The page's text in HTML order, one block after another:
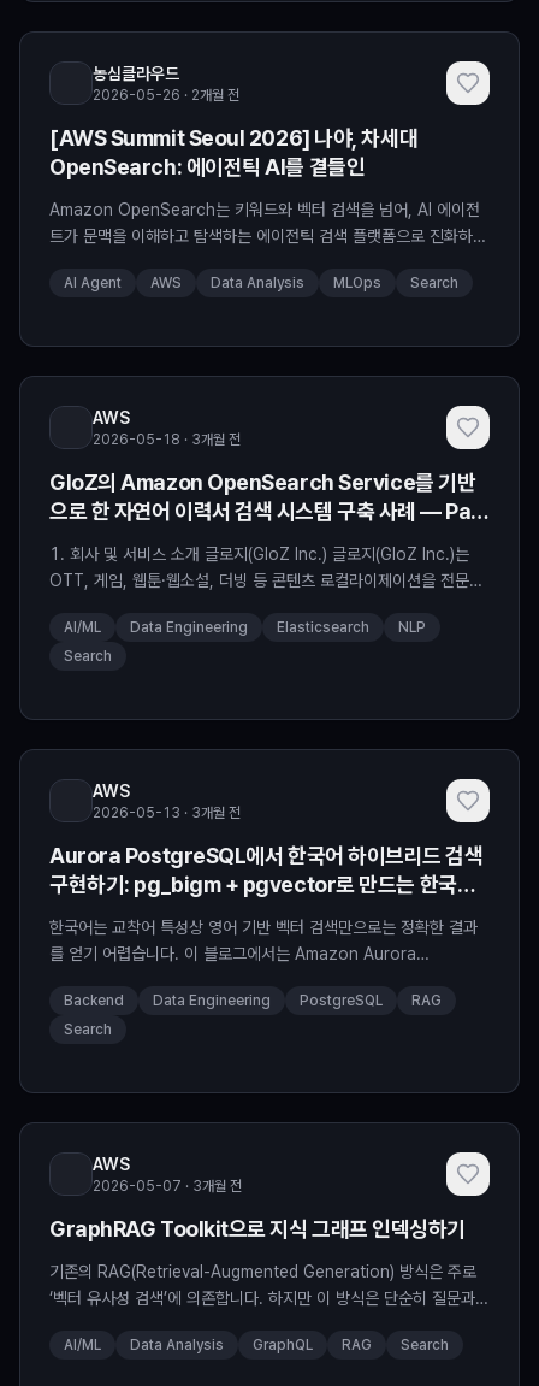
농심클라우드
2026-05-26 · 2개월 전
[AWS Summit Seoul 2026] 나야, 차세대
OpenSearch: 에이전틱 AI를 곁들인
Amazon OpenSearch는 키워드와 벡터 검색을 넘어, AI 에이전
트가 문맥을 이해하고 탐색하는 에이전틱 검색 플랫폼으로 진화하고
니다. The post [AWS Summit Seoul 2026] 나야, 차세대
Cloud Tech Blog.
AI Agent AWS Data Analysis MLOps Search
AWS
2026-05-18 · 3개월 전
GloZ의 Amazon OpenSearch Service를 기반
으로 한 자연어 이력서 검색 시스템 구축 사례 — Part
1. 회사 및 서비스 소개 글로지(GloZ Inc.) 글로지(GloZ Inc.)는
OTT, 게임, 웹툰·웹소설, 더빙 등 콘텐츠 로컬라이제이션을 전문으
달하고 있습니다. 서울, 캘리포니아, 싱가포르, 도쿄 4개 거점과 전
세계 210여 개 도시에 분포한 언어 전문가 네트워크를 기반으로, 글
AI/ML Data Engineering Elasticsearch
NLP
Search
AWS
2026-05-13 · 3개월 전
Aurora PostgreSQL에서 한국어 하이브리드 검색
구현하기: pg_bigm + pgvector로 만드는 한국어
특화 RAG
한국어는 교착어 특성상 영어 기반 벡터 검색만으로는 정확한 결과
를 얻기 어렵습니다. 이 블로그에서는 Amazon Aurora
pgvector(벡터 시맨틱 검색)를 RRF(Reciprocal Rank Fusion)
로 결합한 하이브리드 검색을 구현하여, 한국어 RAG 애플리케이션
Backend Data Engineering PostgreSQL
RAG
Search
AWS
2026-05-07 · 3개월 전
GraphRAG Toolkit으로 지식 그래프 인덱싱하기
기존의 RAG(Retrieval-Augmented Generation) 방식은 주로
‘벡터 유사성 검색’에 의존합니다. 하지만 이 방식은 단순히 질문과
관계나 숨겨진 맥락을 놓칠 수 있다는 한계가 있습니다. 지식 그래프
AI/ML Data Analysis GraphQL RAG Search